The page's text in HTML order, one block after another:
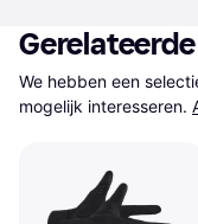
We hebben een
mogelijk interesseren.